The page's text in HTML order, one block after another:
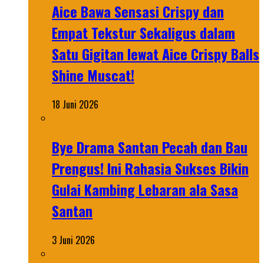
Aice Bawa Sensasi Crispy dan
Empat Tekstur Sekaligus dalam
Satu Gigitan lewat Aice Crispy Balls
Shine Muscat!
18 Juni 2026
Bye Drama Santan Pecah dan Bau
Prengus! Ini Rahasia Sukses Bikin
Gulai Kambing Lebaran ala Sasa
Santan
3 Juni 2026